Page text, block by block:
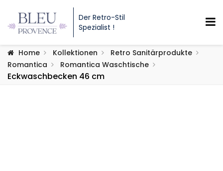
Der Retro-Stil
Spezialist !
Home Kollektionen
Retro Sanitärprodukte
Romantica
Romantica Waschtische
Eckwaschbecken 46 cm